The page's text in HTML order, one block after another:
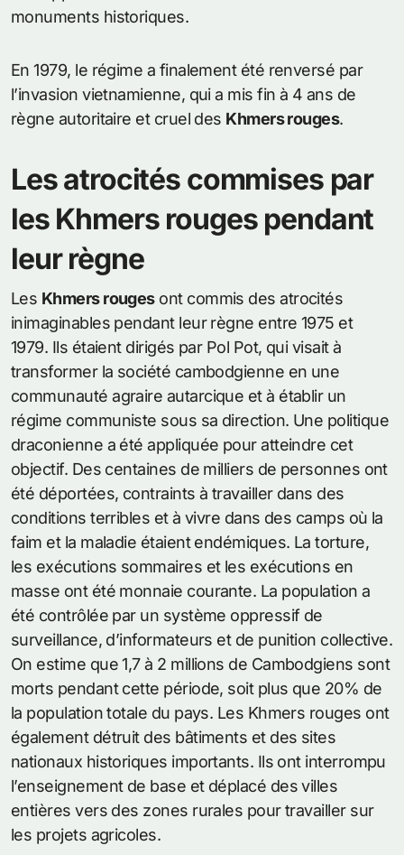
monuments historiques.
En 1979, le régime a finalement été renversé par
l’invasion vietnamienne, qui a mis fin à 4 ans de
règne autoritaire et cruel des Khmers rouges.
Les atrocités commises par
les Khmers rouges pendant
leur règne
Les Khmers rougesont commis des atrocités
inimaginables pendant leur règne entre 1975 et
1979. Ils étaient dirigés par Pol Pot, qui visait à
transformer la société cambodgienne en une
communauté agraire autarcique et à établir un
régime communiste sous sa direction. Une politique
draconienne a été appliquée pour atteindre cet
objectif. Des centaines de milliers de personnes ont
été déportées, contraints à travailler dans des
conditions terribles et à vivre dans des camps où la
faim et la maladie étaient endémiques. La torture,
les exécutions sommaires et les exécutions en
masse ont été monnaie courante. La population a
été contrôlée par un système oppressif de
surveillance, d’informateurs et de punition collective.
On estime que 1,7 à 2 millions de Cambodgiens sont
morts pendant cette période, soit plus que 20% de
la population totale du pays. Les Khmers rouges ont
également détruit des bâtiments et des sites
nationaux historiques importants. Ils ont interrompu
l’enseignement de base et déplacé des villes
entières vers des zones rurales pour travailler sur
les projets agricoles.